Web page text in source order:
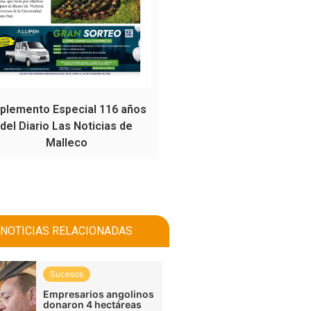
Especial 116 años
del Diario Las Noticias de
Malleco
NOTICIAS RELACIONADAS
Sucesos
Empresarios angolinos
donaron 4 hectáreas